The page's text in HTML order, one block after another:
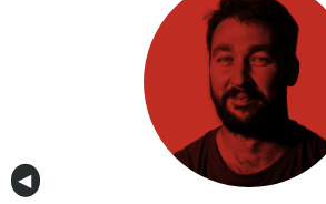
Anterior
◀︎